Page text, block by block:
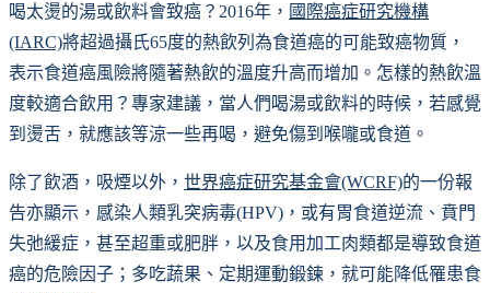
喝太燙的湯或飲料會致癌？2016年， 國際癌症研究機構
(IARC)將超過攝氏65度的熱飲列為食道癌的可能致癌物質，
表示食道癌風險將隨著熱飲的溫度升高而增加。怎樣的熱飲溫
度較適合飲用？專家建議，當人們喝湯或飲料的時候，若感覺
到燙舌，就應該等涼一些再喝，避免傷到喉嚨或食道。
除了飲酒，吸煙以外， 世界癌症研究基金會(WCRF)的一份報
告亦顯示，感染人類乳突病毒(HPV)，或有胃食道逆流、賁門
失弛緩症，甚至超重或肥胖，以及食用加工肉類都是導致食道
癌的危險因子；多吃蔬果、定期運動鍛鍊，就可能降低罹患食